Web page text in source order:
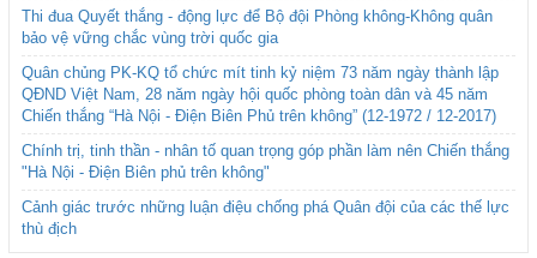
Thi đua Quyết thắng - động lực để Bộ đội Phòng không-Không quân
bảo vệ vững chắc vùng trời quốc gia
Quân chủng PK-KQ tổ chức mít tinh kỷ niệm 73 năm ngày thành lập
QĐND Việt Nam, 28 năm ngày hội quốc phòng toàn dân và 45 năm
Chiến thắng “Hà Nội - Điện Biên Phủ trên không” (12-1972 / 12-2017)
Chính trị, tinh thần - nhân tố quan trọng góp phần làm nên Chiến thắng
"Hà Nội - Điện Biên phủ trên không"
Cảnh giác trước những luận điệu chống phá Quân đội của các thế lực
thù địch